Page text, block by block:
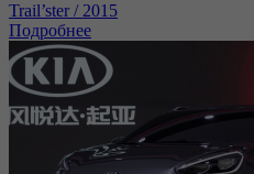
Trail’ster / 2015
Подробнее